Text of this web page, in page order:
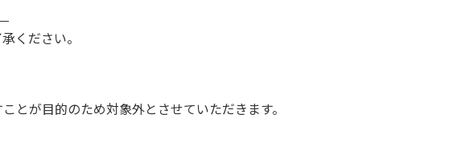
ください。
とが目的のため対象外とさせていただきます。